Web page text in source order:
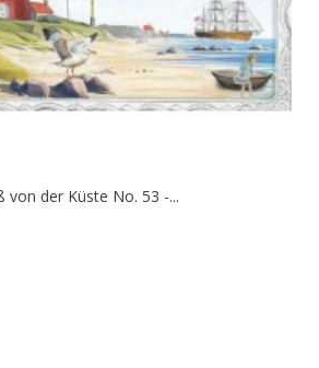
von der Küste No. 53 -...